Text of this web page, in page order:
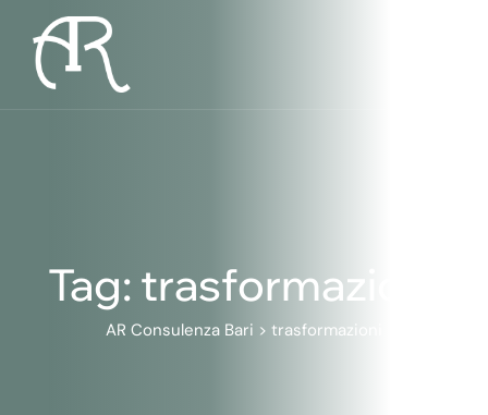
content
Tag: trasformazioni
AR Consulenza Bari > trasformazioni